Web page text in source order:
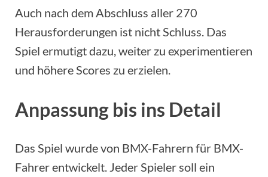
Auch nach dem Abschluss aller 270
Herausforderungen ist nicht Schluss. Das
Spiel ermutigt dazu, weiter zu experimentieren
und höhere Scores zu erzielen.
Anpassung bis ins Detail
Das Spiel wurde von BMX-Fahrern für BMX-
Fahrer entwickelt. Jeder Spieler soll ein